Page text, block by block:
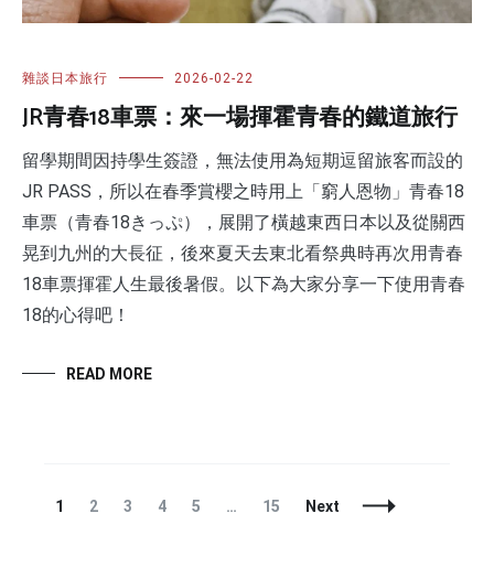
雜談日本旅行 2026-02-22
JR青春18車票：來一場揮霍青春的鐵道旅行
留學期間因持學生簽證，無法使用為短期逗留旅客而設的
JR PASS，所以在春季賞櫻之時用上「窮人恩物」青春18
車票（青春18きっぷ），展開了橫越東西日本以及從關西
晃到九州的大長征，後來夏天去東北看祭典時再次用青春
18車票揮霍人生最後暑假。以下為大家分享一下使用青春
18的心得吧！
READ MORE
Posts
Page
1 Page
2 Page
3 Page
4 Page
5 … Page
15 Next